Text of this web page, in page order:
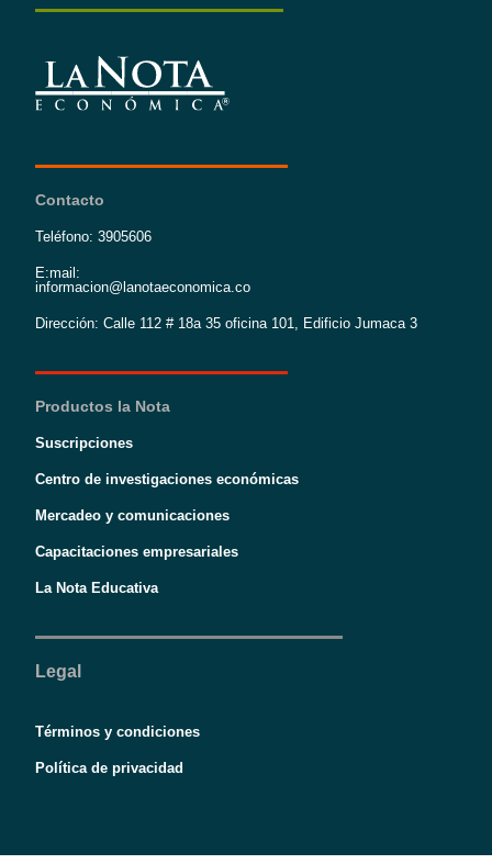
Contacto
Teléfono: 3905606
E:mail:
informacion@lanotaeconomica.co
Dirección: Calle 112 # 18a 35 oficina 101, Edificio Jumaca 3
Productos la Nota
Suscripciones
Centro de investigaciones económicas
Mercadeo y comunicaciones
Capacitaciones empresariales
La Nota Educativa
Legal
Términos y condiciones
Política de privacidad